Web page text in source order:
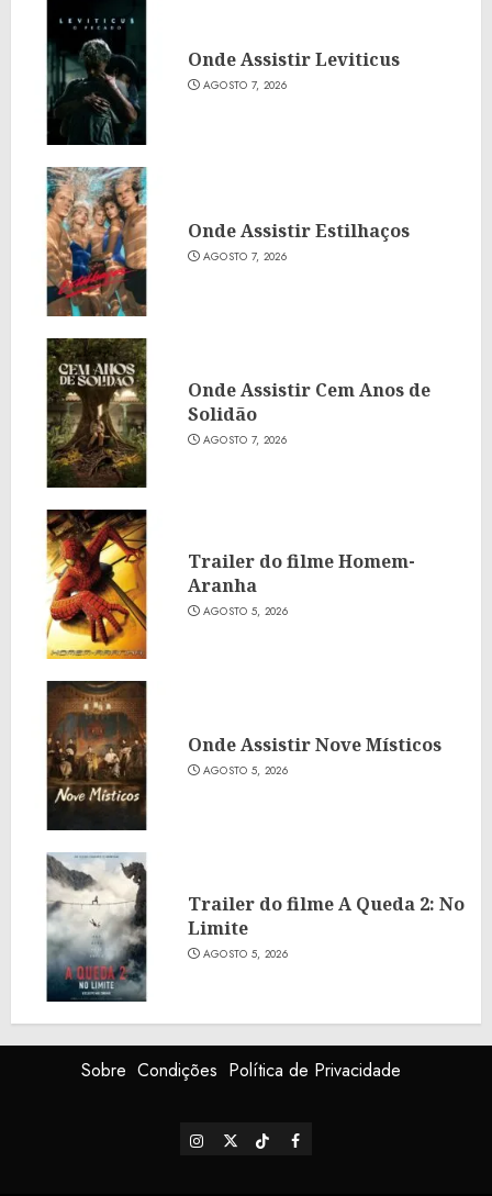
Onde Assistir Leviticus
AGOSTO 7, 2026
Onde Assistir Estilhaços
AGOSTO 7, 2026
Onde Assistir Cem Anos de
Solidão
AGOSTO 7, 2026
Trailer do filme Homem-
Aranha
AGOSTO 5, 2026
Onde Assistir Nove Místicos
AGOSTO 5, 2026
Trailer do filme A Queda 2: No
Limite
AGOSTO 5, 2026
Sobre Condições Política de Privacidade
Instagram
X TikTokFacebook